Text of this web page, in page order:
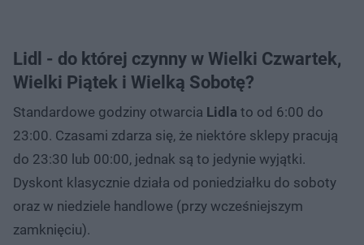
Lidl - do której czynny w Wielki Czwartek,
Wielki Piątek i Wielką Sobotę?
Standardowe godziny otwarcia Lidla to od 6:00 do
23:00. Czasami zdarza się, że niektóre sklepy pracują
do 23:30 lub 00:00, jednak są to jedynie wyjątki.
Dyskont klasycznie działa od poniedziałku do soboty
oraz w niedziele handlowe (przy wcześniejszym
zamknięciu).